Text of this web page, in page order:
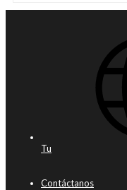
Tu
Contáctanos